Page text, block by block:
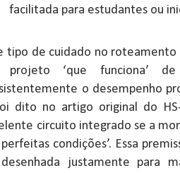
facilitada para estudantes ou
tipo de cuidado no
projeto ‘que funciona’
o desempenho
dito no artigo original do
circuito integrado se a
condições’. Essa
justamente para